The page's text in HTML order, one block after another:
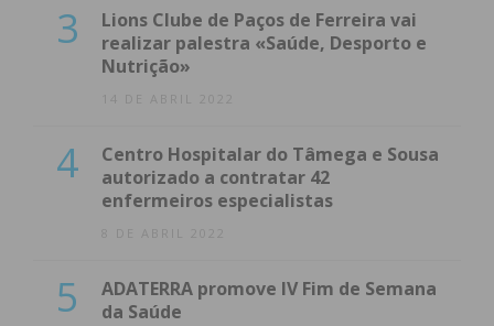
3
Lions Clube de Paços de Ferreira vai
realizar palestra «Saúde, Desporto e
Nutrição»
14 DE ABRIL 2022
4
Centro Hospitalar do Tâmega e Sousa
autorizado a contratar 42
enfermeiros especialistas
8 DE ABRIL 2022
5
ADATERRA promove IV Fim de Semana
da Saúde